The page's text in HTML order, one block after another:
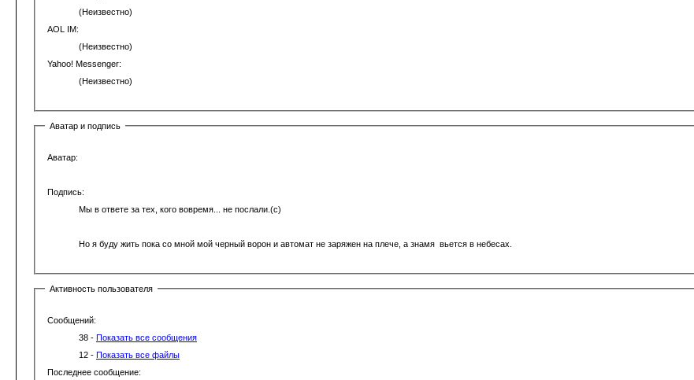
(Неизвестно)
AOL IM:
(Неизвестно)
Yahoo! Messenger:
(Неизвестно)
Аватар и подпись
Аватар:
Подпись:
Мы в ответе за тех, кого вовремя... не послали.(с)
Но я буду жить пока со мной мой черный ворон и автомат не заряжен на плече, а знамя вьется в небесах.
Активность пользователя
Сообщений:
38 - Показать все сообщения
12 - Показать все файлы
Последнее сообщение: